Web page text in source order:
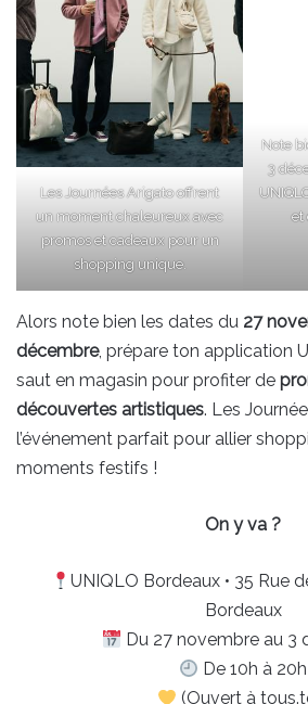
Les Journées Arigato offrent
un moment chaleureux avec
promos et cadeaux pour un
shopping unique.
Note
3
et
Alors note bien les dates du 27
décembre, prépare ton application
saut en magasin pour profiter de
découvertes artistiques. Les
l’événement parfait pour allier
moments festifs !
On y va ?
UNIQLO Bordeaux • 35 Rue
Bordeaux
Du 27 novembre au 3
De 10h à 20h
(Ouvert à